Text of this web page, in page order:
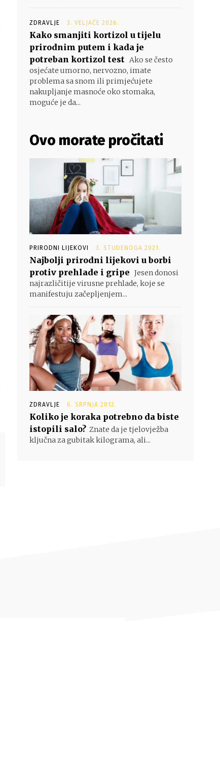
ZDRAVLJE 3. VELJAČE 2026.
Kako smanjiti kortizol u tijelu
prirodnim putem i kada je
potreban kortizol test Ako se često
osjećate umorno, nervozno, imate
problema sa snom ili primjećujete
nakupljanje masnoće oko stomaka,
moguće je da...
Ovo morate pročitati
PRIRODNI LIJEKOVI 3. STUDENOGA 2021.
Najbolji prirodni lijekovi u borbi
protiv prehlade i gripe Jesen donosi
najrazličitije virusne prehlade, koje se
manifestuju začepljenjem...
ZDRAVLJE 6. SRPNJA 2012.
Koliko je koraka potrebno da biste
istopili salo? Znate da je tjelovježba
ključna za gubitak kilograma, ali...